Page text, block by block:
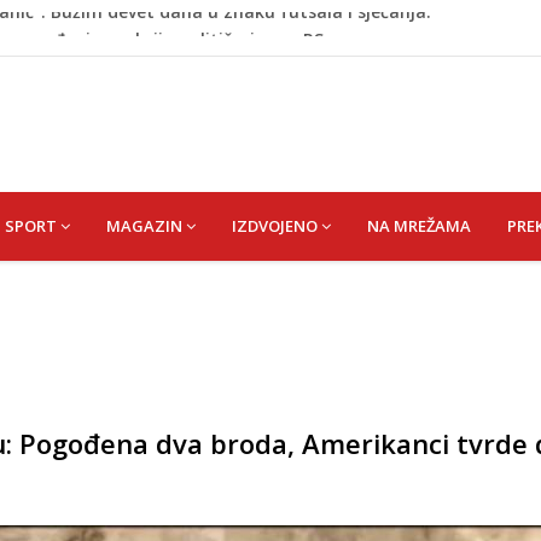
uvođenje sankcija političarima u RS-u
postaje Naše mjesto - Bingo Ljetno kino Tuzla
Bužim devet dana u znaku futsala i sjećanja.
SPORT MAGAZIN IZDVOJENO NA MREŽAMA
Pogođena dva broda, Amerikanci tvrde